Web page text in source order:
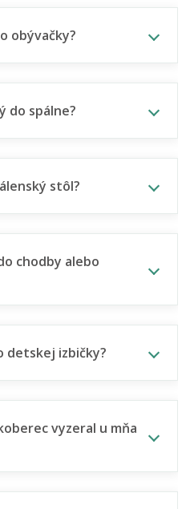
obývačky?
do spálne?
stôl?
chodby alebo
detskej izbičky?
vyzeral u mňa